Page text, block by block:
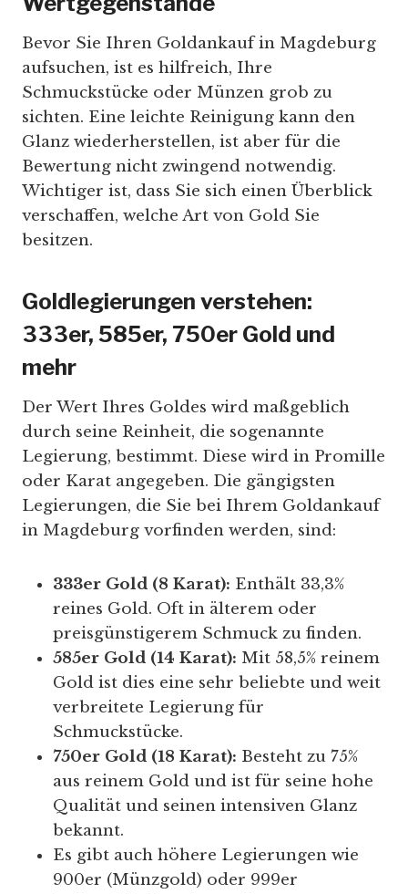
Bevor Sie Ihren Goldankauf in Magdeburg
aufsuchen, ist es hilfreich, Ihre
Schmuckstücke oder Münzen grob zu
sichten. Eine leichte Reinigung kann den
Glanz wiederherstellen, ist aber für die
Bewertung nicht zwingend notwendig.
Wichtiger ist, dass Sie sich einen Überblick
verschaffen, welche Art von Gold Sie
besitzen.
Goldlegierungen verstehen:
333er, 585er, 750er Gold und
mehr
Der Wert Ihres Goldes wird maßgeblich
durch seine Reinheit, die sogenannte
Legierung, bestimmt. Diese wird in Promille
oder Karat angegeben. Die gängigsten
Legierungen, die Sie bei Ihrem Goldankauf
in Magdeburg vorfinden werden, sind:
333er Gold (8 Karat): Enthält 33,3%
reines Gold. Oft in älterem oder
preisgünstigerem Schmuck zu finden.
585er Gold (14 Karat): Mit 58,5% reinem
Gold ist dies eine sehr beliebte und weit
verbreitete Legierung für
Schmuckstücke.
750er Gold (18 Karat): Besteht zu 75%
aus reinem Gold und ist für seine hohe
Qualität und seinen intensiven Glanz
bekannt.
Es gibt auch höhere Legierungen wie
900er (Münzgold) oder 999er